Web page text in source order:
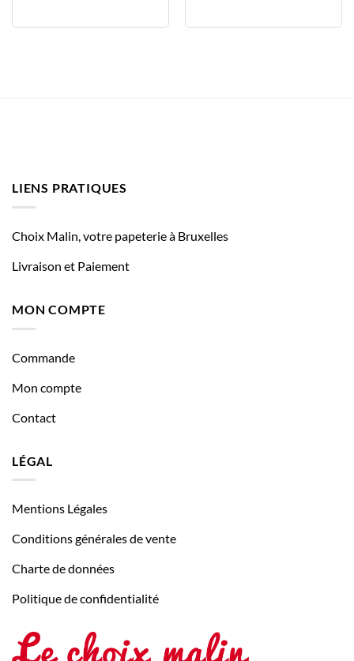
LIENS PRATIQUES
Choix Malin, votre papeterie à Bruxelles
Livraison et Paiement
MON COMPTE
Commande
Mon compte
Contact
LÉGAL
Mentions Légales
Conditions générales de vente
Charte de données
Politique de confidentialité